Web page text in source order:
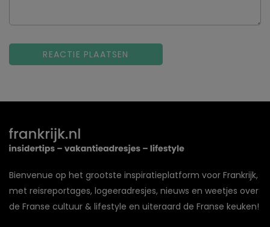
Bienvenue op het grootste inspiratieplatform voor Frankrijk,
met reisreportages, logeeradresjes, nieuws en weetjes over
de Franse cultuur & lifestyle en uiteraard de Franse keuken!